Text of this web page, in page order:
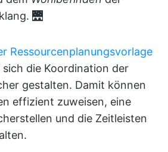
🌉
Ressourcenplanungsvorlage
sich die Koordination der
gestalten. Damit können
effizient zuweisen, eine
und die Zeitleisten